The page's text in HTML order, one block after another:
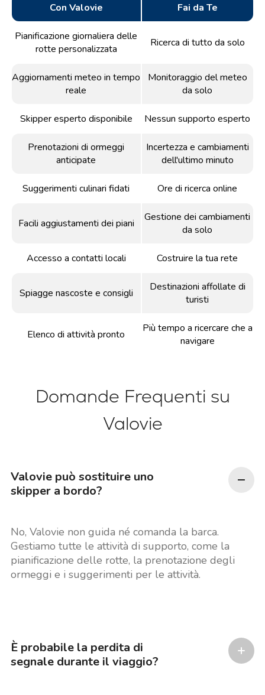
Con Valovie Fai da Te
Pianificazione giornaliera delle
rotte personalizzata
Ricerca di tutto da solo
Aggiornamenti meteo in tempo
reale
Monitoraggio del meteo
da solo
Skipper esperto disponibile Nessun supporto esperto
Prenotazioni di ormeggi
anticipate
Incertezza e cambiamenti
dell'ultimo minuto
Suggerimenti culinari fidati Ore di ricerca online
Facili aggiustamenti dei piani
Gestione dei cambiamenti
da solo
Accesso a contatti locali Costruire la tua rete
Spiagge nascoste e consigli
Destinazioni affollate di
turisti
Elenco di attività pronto
Più tempo a ricercare che a
navigare
Domande Frequenti su
Valovie
Valovie può sostituire uno
skipper a bordo?
No, Valovie non guida né comanda la barca.
Gestiamo tutte le attività di supporto, come la
pianificazione delle rotte, la prenotazione degli
ormeggi e i suggerimenti per le attività.
È probabile la perdita di
segnale durante il viaggio?